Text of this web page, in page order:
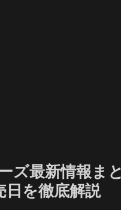
ズ最新情報ま
日を徹底解説